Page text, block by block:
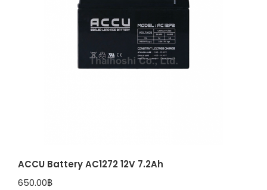
ACCU Battery AC1272 12V 7.2Ah
650.00฿